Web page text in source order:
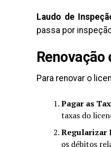
Laudo de
passa por
Para renovar o
Pagar as
taxas do
Regularizar
os débitos